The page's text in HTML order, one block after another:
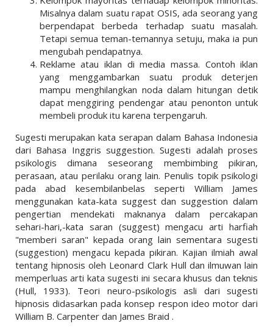
Misalnya dalam suatu rapat OSIS, ada seorang yang
berpendapat berbeda terhadap suatu masalah.
Tetapi semua teman-temannya setuju, maka ia pun
mengubah pendapatnya.
Reklame atau iklan di media massa. Contoh iklan
yang menggambarkan suatu produk deterjen
mampu menghilangkan noda dalam hitungan detik
dapat menggiring pendengar atau penonton untuk
membeli produk itu karena terpengaruh.
Sugesti merupakan kata serapan dalam Bahasa Indonesia
dari Bahasa Inggris suggestion. Sugesti adalah proses
psikologis dimana seseorang membimbing pikiran,
perasaan, atau perilaku orang lain. Penulis topik psikologi
pada abad kesembilanbelas seperti William James
menggunakan kata-kata suggest dan suggestion dalam
pengertian mendekati maknanya dalam percakapan
sehari-hari,-kata saran (suggest) mengacu arti harfiah
"memberi saran" kepada orang lain sementara sugesti
(suggestion) mengacu kepada pikiran. Kajian ilmiah awal
tentang hipnosis oleh Leonard Clark Hull dan ilmuwan lain
memperluas arti kata sugesti ini secara khusus dan teknis
(Hull, 1933). Teori neuro-psikologis asli dari sugesti
hipnosis didasarkan pada konsep respon ideo motor dari
William B. Carpenter dan James Braid .